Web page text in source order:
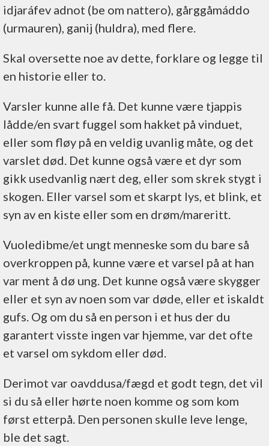
idjaráfev adnot (be om nattero), gårggåmáddo
(urmauren), ganij (huldra), med flere.
Skal oversette noe av dette, forklare og legge til
en historie eller to.
Varsler kunne alle få. Det kunne være tjappis
lådde/en svart fuggel som hakket på vinduet,
eller som fløy på en veldig uvanlig måte, og det
varslet død. Det kunne også være et dyr som
gikk usedvanlig nært deg, eller som skrek stygt i
skogen. Eller varsel som et skarpt lys, et blink, et
syn av en kiste eller som en drøm/mareritt.
Vuoledibme/et ungt menneske som du bare så
overkroppen på, kunne være et varsel på at han
var ment å dø ung. Det kunne også være skygger
eller et syn av noen som var døde, eller et iskaldt
gufs. Og om du så en person i et hus der du
garantert visste ingen var hjemme, var det ofte
et varsel om sykdom eller død.
Derimot var oavddusa/fægd et godt tegn, det vil
si du så eller hørte noen komme og som kom
først etterpå. Den personen skulle leve lenge,
ble det sagt.